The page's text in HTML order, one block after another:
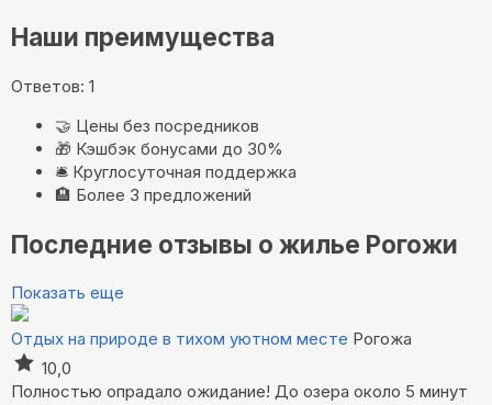
Наши преимущества
Ответов: 1
🤝 Цены без посредников
🎁 Кэшбэк бонусами до 30%
🛎️ Круглосуточная поддержка
🏨 Более 3 предложений
Последние отзывы о жилье Рогожи
Показать еще
Отдых на природе в тихом уютном месте Рогожа
10,0
Полностью опрадало ожидание! До озера около 5 минут